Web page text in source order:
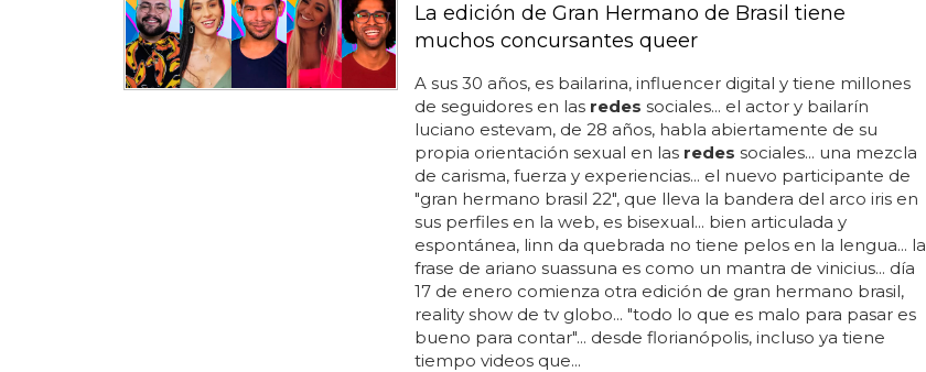
La edición de Gran Hermano de Brasil tiene
muchos concursantes queer
A sus 30 años, es bailarina, influencer digital y tiene millones
de seguidores en las redes sociales... el actor y bailarín
luciano estevam, de 28 años, habla abiertamente de su
propia orientación sexual en las redes sociales... una mezcla
de carisma, fuerza y experiencias... el nuevo participante de
"gran hermano brasil 22", que lleva la bandera del arco iris en
sus perfiles en la web, es bisexual... bien articulada y
espontánea, linn da quebrada no tiene pelos en la lengua... la
frase de ariano suassuna es como un mantra de vinicius... día
17 de enero comienza otra edición de gran hermano brasil,
reality show de tv globo... "todo lo que es malo para pasar es
bueno para contar"... desde florianópolis, incluso ya tiene
tiempo videos que...